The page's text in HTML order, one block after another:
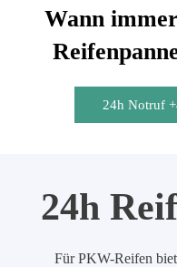
Wann
24h Notruf
24h
Für PKW-Reifen